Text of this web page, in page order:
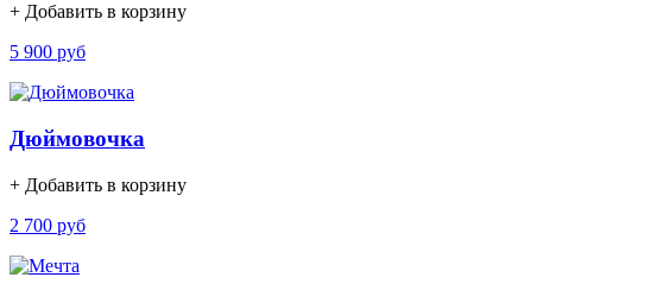
+ Добавить в корзину
5 900 руб
Дюймовочка
+ Добавить в корзину
2 700 руб